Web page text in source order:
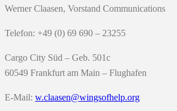
Werner Claasen, Vorstand Communications
Telefon: +49 (0) 69 690 – 23255
Cargo City Süd – Geb. 501c
60549 Frankfurt am Main – Flughafen
E-Mail: w.claasen@wingsofhelp.org